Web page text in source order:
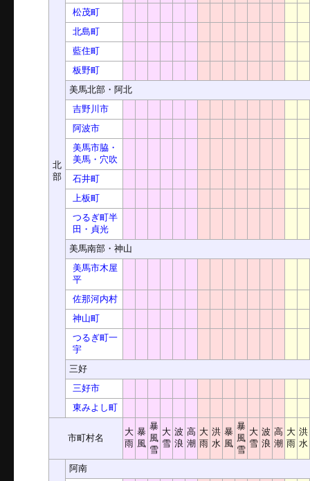
北
部
松茂町
北島町
藍住町
板野町
美馬北部・阿北
吉野川市
阿波市
美馬市脇・
美馬・穴吹
石井町
上板町
つるぎ町半
田・貞光
美馬南部・神山
美馬市木屋
平
佐那河内村
神山町
つるぎ町一
宇
三好
三好市
東みよし町
市町村名
大
雨
暴
風
暴
風
雪
大
雪
波
浪
高
潮
大
雨
洪
水
暴
風
暴
風
雪
大
雪
波
浪
高
潮
大
雨
洪
水
阿南